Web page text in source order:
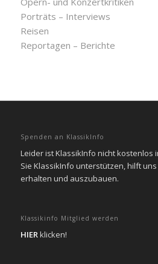
Porträts – Interviews
Reisen
Reportagen – Berichte
Spenden an KlassikInfo
Leider ist KlassikInfo nicht kostenlos
Sie KlassikInfo unterstützen, hilft
erhalten und auszubauen.
Klassikinfo Mitglied werden
HIERklicken!